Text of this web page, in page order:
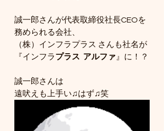
誠一郎さんが代表取締役社長CEOを
務められる会社、
（株）インフラプラス さんも社名が
『インフラプラス アルファ 』に！？
誠一郎さんは
遠吠えも上手い♫はず♫笑